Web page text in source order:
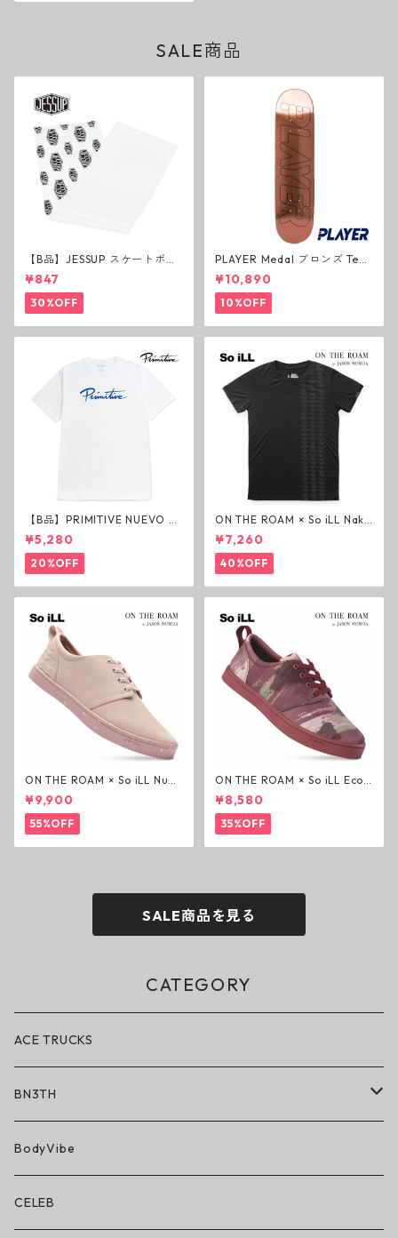
SALE商品
【B品】JESSUP スケートボー
ド グリップテープ ウルトラグ
リップ ホワイト デッキテープ
ジェスアップ ジェサップ
¥847
30%OFF
PLAYER Medal ブロンズ Tea
m Deck P3 スケートボードデ
ッキ プレイヤー メダル
¥10,890
10%OFF
【B品】PRIMITIVE NUEVO SC
RIPT HW TEE WHITE ヘビー
ウェイトTシャツ ホワイト プ
リミティブ
¥5,280
20%OFF
ON THE ROAM × So iLL Nako
a Tee Tシャツ ウルフブラック
オンザローム ジェイソンモモ
ア OTR ビンテージ加工
¥7,260
40%OFF
ON THE ROAM × So iLL Nubu
ck Wino ライフスタイルシュ
ーズ ダーティーピンク オンザ
ローム ジェイソンモモア OTR
スニーカー
¥9,900
55%OFF
ON THE ROAM × So iLL Eco
Camo Wino ライフスタイル
シューズ カモ オンザローム ジ
ェイソンモモア OTR スニーカ
ー
¥8,580
35%OFF
SALE商品を見る
CATEGORY
ACE TRUCKS
BN3TH
BN3TH × ON THE ROAM
ボクサーブリーフ/ショート丈
BodyVibe
CELEB